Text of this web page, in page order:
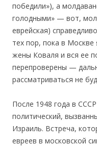
победили»), а
голодными» — вот,
еврейская)
тех пор, пока в
жены Коваля и вся ее
перепроверены —
рассматриваться не
После 1948 года в
политический,
Израиль. Встреча,
евреев в московской